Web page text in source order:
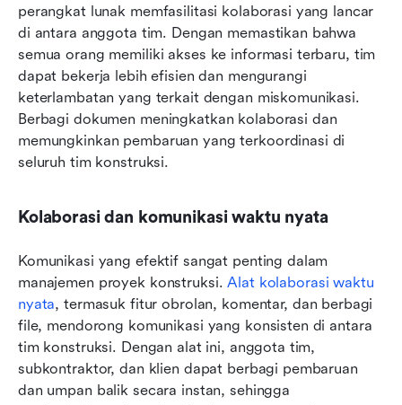
perangkat lunak memfasilitasi kolaborasi yang lancar
di antara anggota tim. Dengan memastikan bahwa
semua orang memiliki akses ke informasi terbaru, tim
dapat bekerja lebih efisien dan mengurangi
keterlambatan yang terkait dengan miskomunikasi.
Berbagi dokumen meningkatkan kolaborasi dan
memungkinkan pembaruan yang terkoordinasi di
seluruh tim konstruksi.
Kolaborasi dan komunikasi waktu nyata
Komunikasi yang efektif sangat penting dalam
manajemen proyek konstruksi. Alat kolaborasi waktu
nyata, termasuk fitur obrolan, komentar, dan berbagi
file, mendorong komunikasi yang konsisten di antara
tim konstruksi. Dengan alat ini, anggota tim,
subkontraktor, dan klien dapat berbagi pembaruan
dan umpan balik secara instan, sehingga